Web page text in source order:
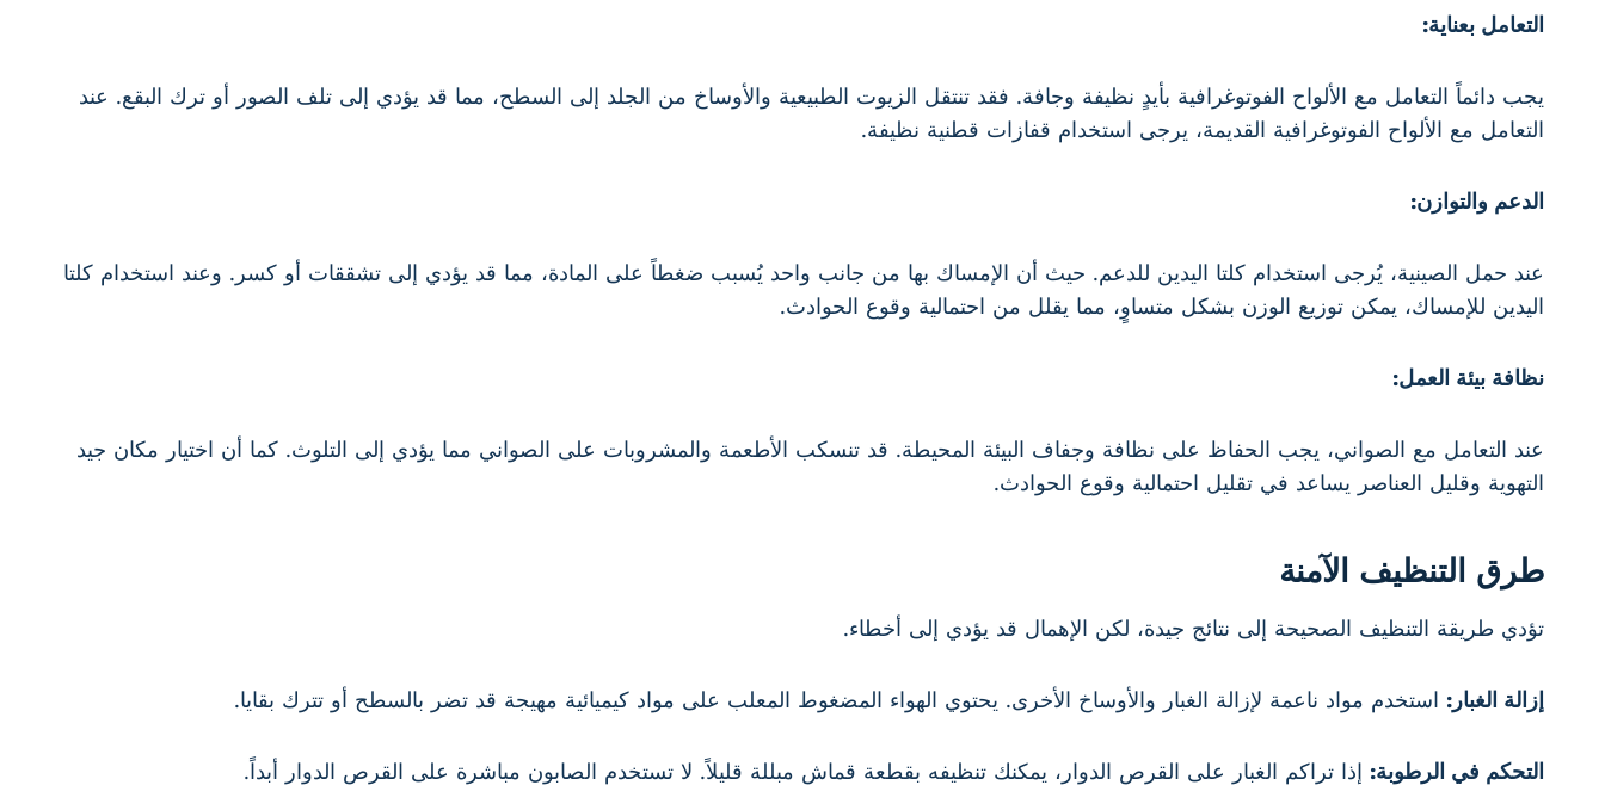
التعامل بعناية:
يجب دائماً التعامل مع الألواح الفوتوغرافية بأيدٍ نظيفة وجافة. فقد تنتقل الزيوت الطبيعية والأوساخ من الجلد إلى السطح، مما قد يؤدي إلى تلف الصور أو ترك البقع. عند
التعامل مع الألواح الفوتوغرافية القديمة، يرجى استخدام قفازات قطنية نظيفة.
الدعم والتوازن:
عند حمل الصينية، يُرجى استخدام كلتا اليدين للدعم. حيث أن الإمساك بها من جانب واحد يُسبب ضغطاً على المادة، مما قد يؤدي إلى تشققات أو كسر. وعند استخدام كلتا
اليدين للإمساك، يمكن توزيع الوزن بشكل متساوٍ، مما يقلل من احتمالية وقوع الحوادث.
نظافة بيئة العمل:
عند التعامل مع الصواني، يجب الحفاظ على نظافة وجفاف البيئة المحيطة. قد تنسكب الأطعمة والمشروبات على الصواني مما يؤدي إلى التلوث. كما أن اختيار مكان جيد
التهوية وقليل العناصر يساعد في تقليل احتمالية وقوع الحوادث.
طرق التنظيف الآمنة
تؤدي طريقة التنظيف الصحيحة إلى نتائج جيدة، لكن الإهمال قد يؤدي إلى أخطاء.
إزالة الغبار: استخدم مواد ناعمة لإزالة الغبار والأوساخ الأخرى. يحتوي الهواء المضغوط المعلب على مواد كيميائية مهيجة قد تضر بالسطح أو تترك بقايا.
التحكم في الرطوبة: إذا تراكم الغبار على القرص الدوار، يمكنك تنظيفه بقطعة قماش مبللة قليلاً. لا تستخدم الصابون مباشرة على القرص الدوار أبداً.